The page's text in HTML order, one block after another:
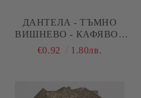
ДАНТЕЛА - ТЪМНО
ВИШНЕВО - КАФЯВО -
1.00 М.
€0.92 1.80лв.